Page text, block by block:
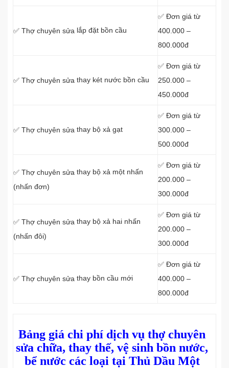
✅ Thợ chuyên sửa lắp đặt bồn cầu
✅ Đơn giá từ
400.000 –
800.000đ
✅ Thợ chuyên sửa thay két nước bồn cầu
✅ Đơn giá từ
250.000 –
450.000đ
✅ Thợ chuyên sửa thay bộ xả gạt
✅ Đơn giá từ
300.000 –
500.000đ
✅ Thợ chuyên sửa thay bộ xả một nhấn
(nhấn đơn)
✅ Đơn giá từ
200.000 –
300.000đ
✅ Thợ chuyên sửa thay bộ xả hai nhấn
(nhấn đôi)
✅ Đơn giá từ
200.000 –
300.000đ
✅ Thợ chuyên sửa thay bồn cầu mới
✅ Đơn giá từ
400.000 –
800.000đ
Bảng giá chi phí dịch vụ thợ chuyên
sửa chữa, thay thế, vệ sinh bồn nước,
bể nước các loại tại Thủ Dầu Một